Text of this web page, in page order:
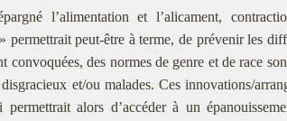
l’alimentation et l’alicament,
peut-être à terme, de prévenir les
des normes de genre et de race
et/ou malades. Ces innovations/
alors d’accéder à un